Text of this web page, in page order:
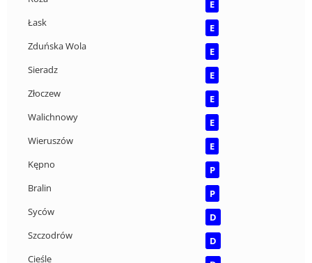
E
Łask
E
Zduńska Wola
E
Sieradz
E
Złoczew
E
Walichnowy
E
Wieruszów
E
Kępno
P
Bralin
P
Syców
D
Szczodrów
D
Cieśle